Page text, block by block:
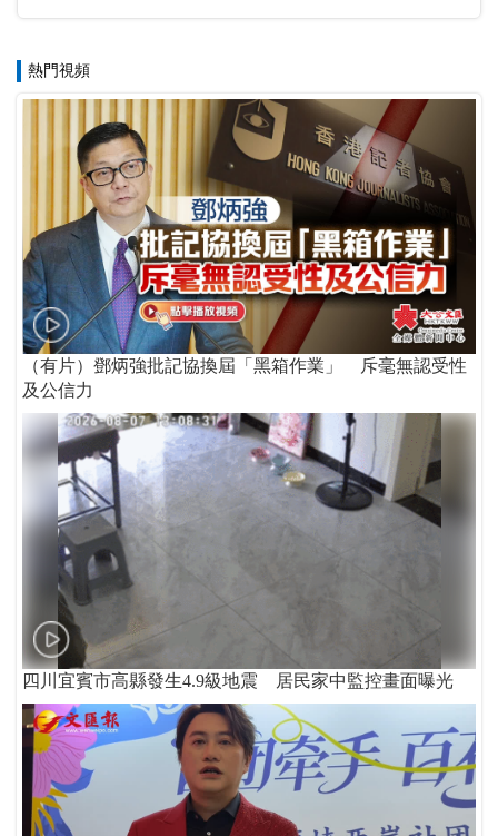
熱門視頻
（有片）鄧炳強批記協換屆「黑箱作業」 斥毫無認受性
及公信力
四川宜賓市高縣發生4.9級地震 居民家中監控畫面曝光